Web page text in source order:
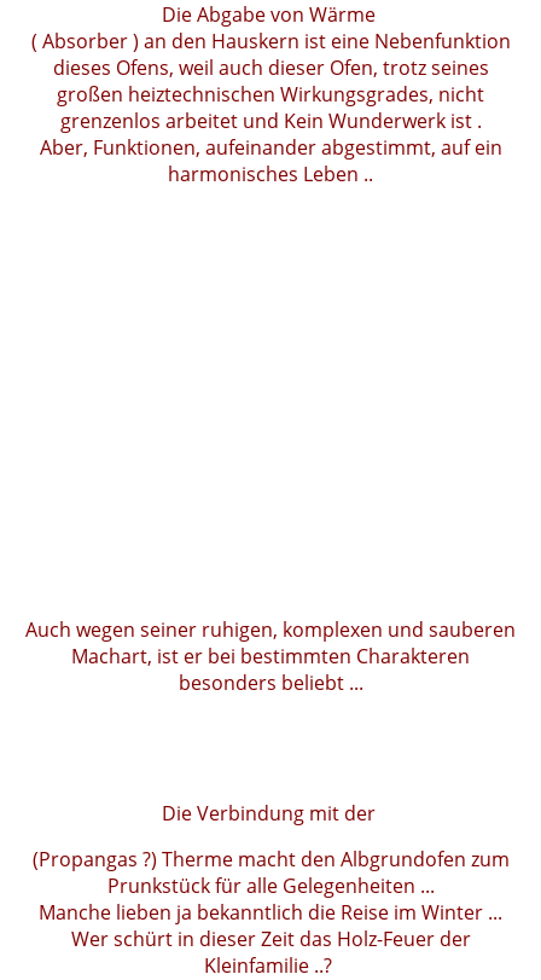
Die Abgabe von Wärme
( Absorber ) an den Hauskern ist eine Nebenfunktion
dieses Ofens, weil auch dieser Ofen, trotz seines
großen heiztechnischen Wirkungsgrades, nicht
grenzenlos arbeitet und Kein Wunderwerk ist .
Aber, Funktionen, aufeinander abgestimmt, auf ein
harmonisches Leben ..
Auch wegen seiner ruhigen, komplexen und sauberen
Machart, ist er bei bestimmten Charakteren
besonders beliebt ...
Die Verbindung mit der
(Propangas ?) Therme macht den Albgrundofen zum
Prunkstück für alle Gelegenheiten ...
Manche lieben ja bekanntlich die Reise im Winter ...
Wer schürt in dieser Zeit das Holz-Feuer der
Kleinfamilie ..?